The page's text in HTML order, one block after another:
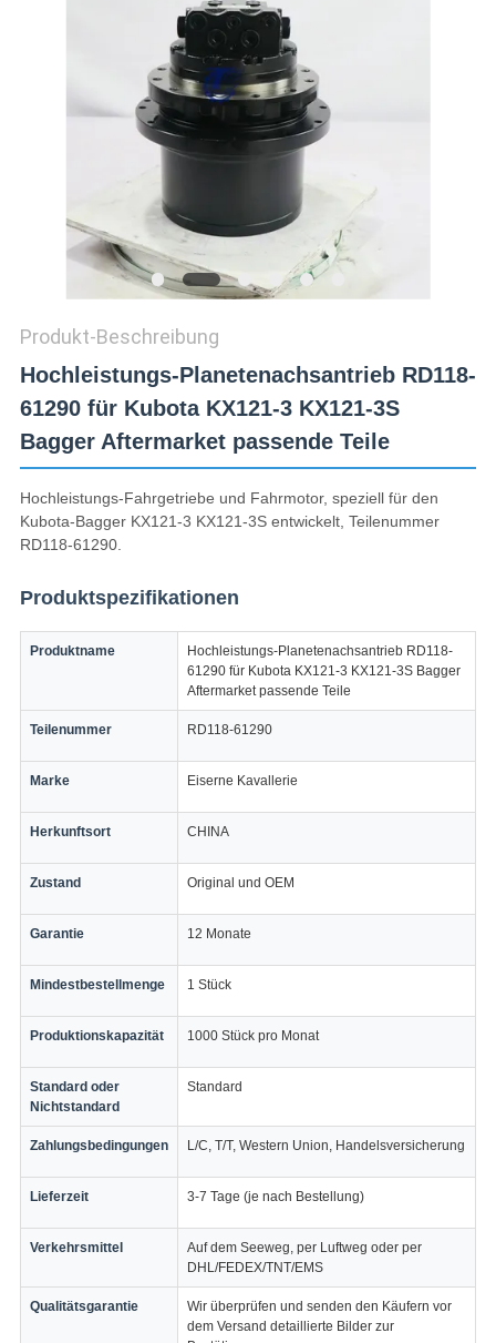
BESTIMMUNGEN
Produkt-Beschreibung
Hochleistungs-Planetenachsantrieb RD118-
61290 für Kubota KX121-3 KX121-3S
Bagger Aftermarket passende Teile
Hochleistungs-Fahrgetriebe und Fahrmotor, speziell für den
Kubota-Bagger KX121-3 KX121-3S entwickelt, Teilenummer
RD118-61290.
Produktspezifikationen
Produktname
Hochleistungs-Planetenachsantrieb RD118-
61290 für Kubota KX121-3 KX121-3S Bagger
Aftermarket passende Teile
Teilenummer RD118-61290
Marke Eiserne Kavallerie
Herkunftsort CHINA
Zustand Original und OEM
Garantie 12 Monate
Mindestbestellmenge 1 Stück
Produktionskapazität 1000 Stück pro Monat
Standard oder
Nichtstandard
Standard
Zahlungsbedingungen L/C, T/T, Western Union, Handelsversicherung
Lieferzeit 3-7 Tage (je nach Bestellung)
Verkehrsmittel
Auf dem Seeweg, per Luftweg oder per
DHL/FEDEX/TNT/EMS
Qualitätsgarantie
Wir überprüfen und senden den Käufern vor
dem Versand detaillierte Bilder zur